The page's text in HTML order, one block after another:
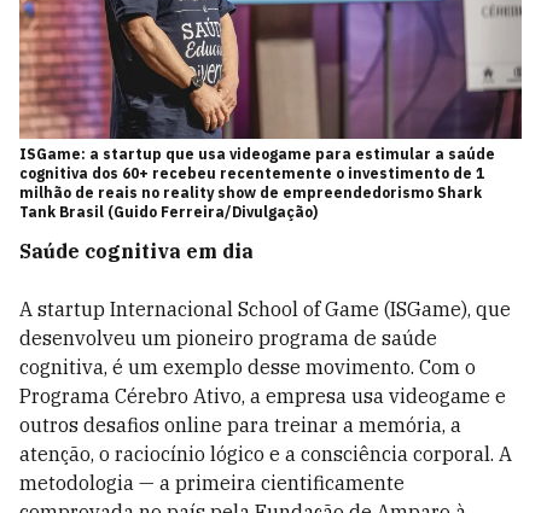
ISGame: a startup que usa videogame para estimular a saúde
cognitiva dos 60+ recebeu recentemente o investimento de 1
milhão de reais no reality show de empreendedorismo Shark
Tank Brasil (Guido Ferreira/Divulgação)
Saúde cognitiva em dia
A startup Internacional School of Game (ISGame), que
desenvolveu um pioneiro programa de saúde
cognitiva, é um exemplo desse movimento. Com o
Programa Cérebro Ativo, a empresa usa videogame e
outros desafios online para treinar a memória, a
atenção, o raciocínio lógico e a consciência corporal. A
metodologia — a primeira cientificamente